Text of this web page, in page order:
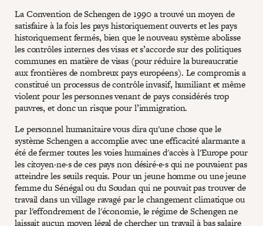
La Convention de Schengen de 1990 a trouvé un moyen de
satisfaire à la fois les pays historiquement ouverts et les pays
historiquement fermés, bien que le nouveau système abolisse
les contrôles internes des visas et s’accorde sur des politiques
communes en matière de visas (pour réduire la bureaucratie
aux frontières de nombreux pays européens). Le compromis a
constitué un processus de contrôle invasif, humiliant et même
violent pour les personnes venant de pays considérés trop
pauvres, et donc un risque pour l’immigration.
Le personnel humanitaire vous dira qu'une chose que le
système Schengen a accomplie avec une efficacité alarmante a
été de fermer toutes les voies humaines d'accès à l'Europe pour
les citoyen·ne·s de ces pays non désiré·e·s qui ne pouvaient pas
atteindre les seuils requis. Pour un jeune homme ou une jeune
femme du Sénégal ou du Soudan qui ne pouvait pas trouver de
travail dans un village ravagé par le changement climatique ou
par l'effondrement de l'économie, le régime de Schengen ne
laissait aucun moyen légal de chercher un travail à bas salaire